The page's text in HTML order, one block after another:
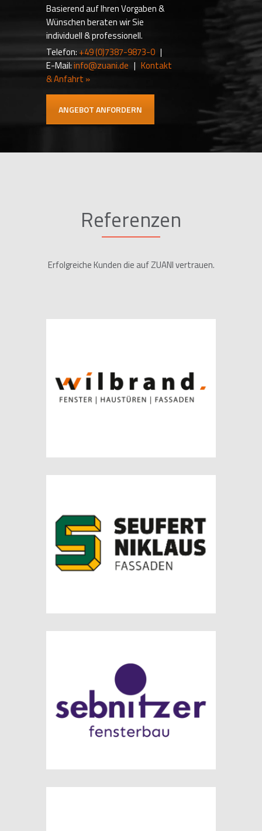
Basierend auf Ihren Vorgaben &
Wünschen beraten wir Sie
individuell & professionell.
Telefon: +49 (0)7387-9873-0 |
E-Mail:info@zuani.de | Kontakt
& Anfahrt »
ANGEBOT ANFORDERN
Referenzen
Erfolgreiche Kunden die auf ZUANI vertrauen.
WILBRAND GMBH – OHNE
SEUFERT NIKLAUS GMBH – BASTHEIM
referenz